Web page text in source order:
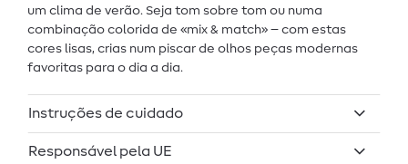
um clima de verão. Seja tom sobre tom ou numa
combinação colorida de «mix & match» – com estas
cores lisas, crias num piscar de olhos peças modernas
favoritas para o dia a dia.
Instruções de cuidado
Responsável pela UE